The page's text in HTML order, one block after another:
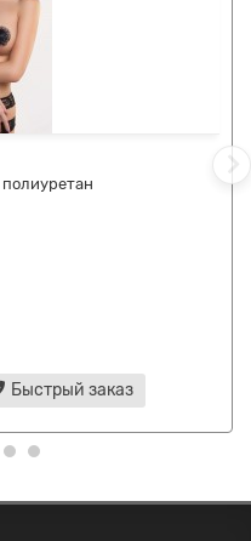
полиуретан
Быстрый заказ